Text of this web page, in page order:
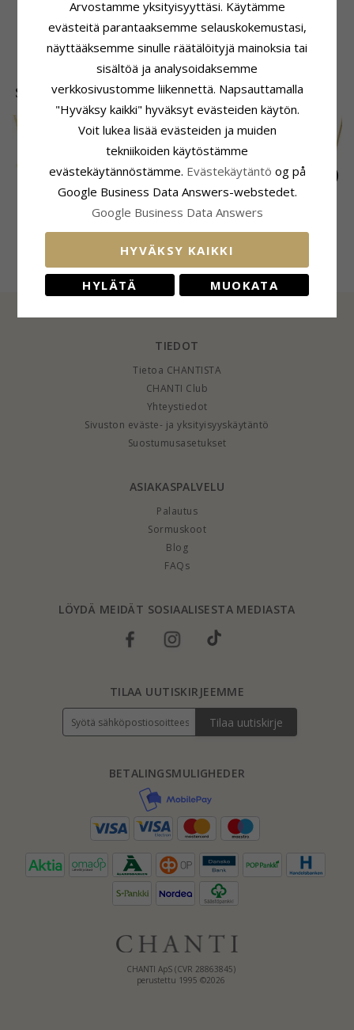
Støvring Design
Jalometalli: Hopea
Pinta: Kiiltävä
Toimitusaika:4-5 Arkipäivä
SUOSITUIMMAT TUOTTEET LUOKASSA
Nimikaulaketjut
riipus 9 karaatin
- My Letter
CHANTI hinta 448,-
Nimikaulaketjut
riipus hopeaa - My
Letter
CHANTI hinta 88,-
Nimikaulaketjut
riipus kullattu hopea
CHANTI hinta
TIEDOT
Tietoa CHANTISTA
CHANTI Club
Yhteystiedot
Sivuston eväste- ja yksityisyyskäytäntö
Suostumusasetukset
ASIAKASPALVELU
Palautus
Sormuskoot
Blog
FAQs
LÖYDÄ MEIDÄT SOSIAALISESTA MEDIASTA
CHANTI ApS (CVR 28863845)
perustettu 1995 ©2026
BETALINGSMULIGHEDER
TILAA UUTISKIRJEEMME
Tilaa uutiskirje
Arvostamme yksityisyyttäsi. Käytämme
evästeitä parantaaksemme selauskokemustasi,
näyttääksemme sinulle räätälöityjä mainoksia tai
sisältöä ja analysoidaksemme
verkkosivustomme liikennettä. Napsauttamalla
"Hyväksy kaikki" hyväksyt evästeiden käytön.
Voit lukea lisää evästeiden ja muiden
tekniikoiden käytöstämme
evästekäytännöstämme. Evästekäytäntö og på
Google Business Data Answers-webstedet.
Google Business Data Answers
HYVÄKSY KAIKKI
HYLÄTÄ MUOKATA